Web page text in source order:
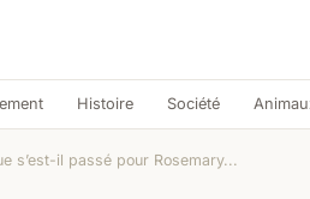
Histoire Société
s’est-il passé pour Rosemary...